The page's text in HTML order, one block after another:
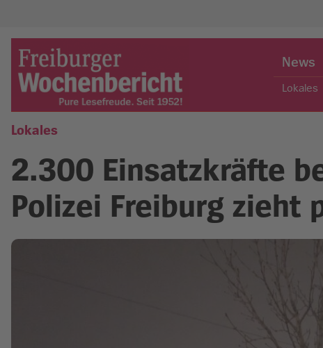
content
Freiburger Wochenbericht
News
Lokales
Lokales
2.300 Einsatzkräfte
Polizei Freiburg zieht